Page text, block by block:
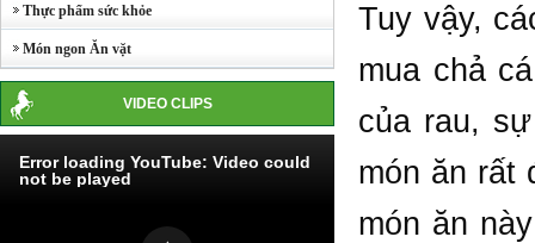
Thực phẩm sức khỏe
Món ngon Ăn vặt
VIDEO CLIPS
Error loading YouTube: Video could
not be played
Tuy vậy,
mua chả
của rau,
món ăn rất
món ăn